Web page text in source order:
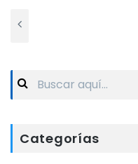
Search
Categorías